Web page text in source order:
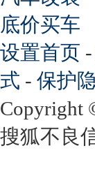
底价买车
设置首页 -
式 - 保护
Copyright
搜狐不良